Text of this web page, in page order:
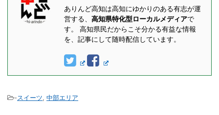
ありんど高知は高知にゆかりのある有志が運
営する、 高知県特化型ローカルメディアで
す。 高知県民だからこそ分かる有益な情報
を、記事にして随時配信しています。
-スイーツ, 中部エリア